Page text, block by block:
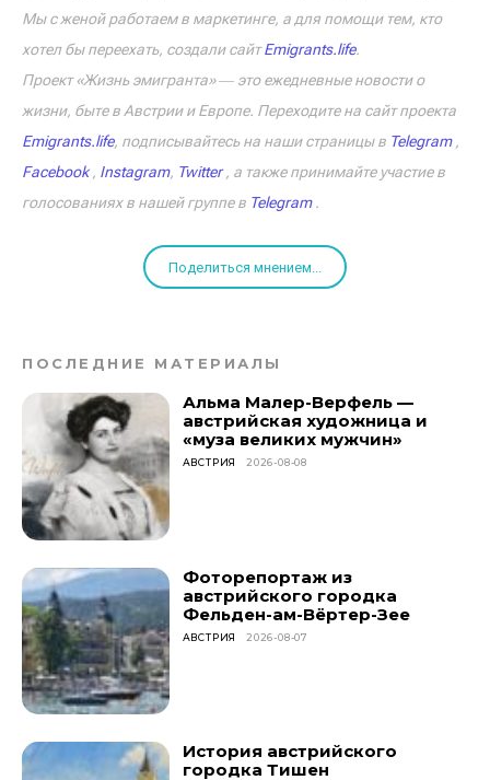
Мы с женой работаем в маркетинге, а для помощи тем, кто
хотел бы переехать, создали сайтEmigrants.life.
Проект «Жизнь эмигранта» ― это ежедневные новости о
жизни, быте в Австрии и Европе. Переходите на сайт проекта
Emigrants.life, подписывайтесь на наши страницы в Telegram,
Facebook, Instagram, Twitter, а также принимайте участие в
голосованиях в нашей группе в Telegram.
Поделиться мнением...
ПОСЛЕДНИЕ МАТЕРИАЛЫ
Альма Малер-Верфель —
австрийская художница и
«муза великих мужчин»
АВСТРИЯ 2026-08-08
Фоторепортаж из
австрийского городка
Фельден-ам-Вёртер-Зее
АВСТРИЯ 2026-08-07
История австрийского
городка Тишен